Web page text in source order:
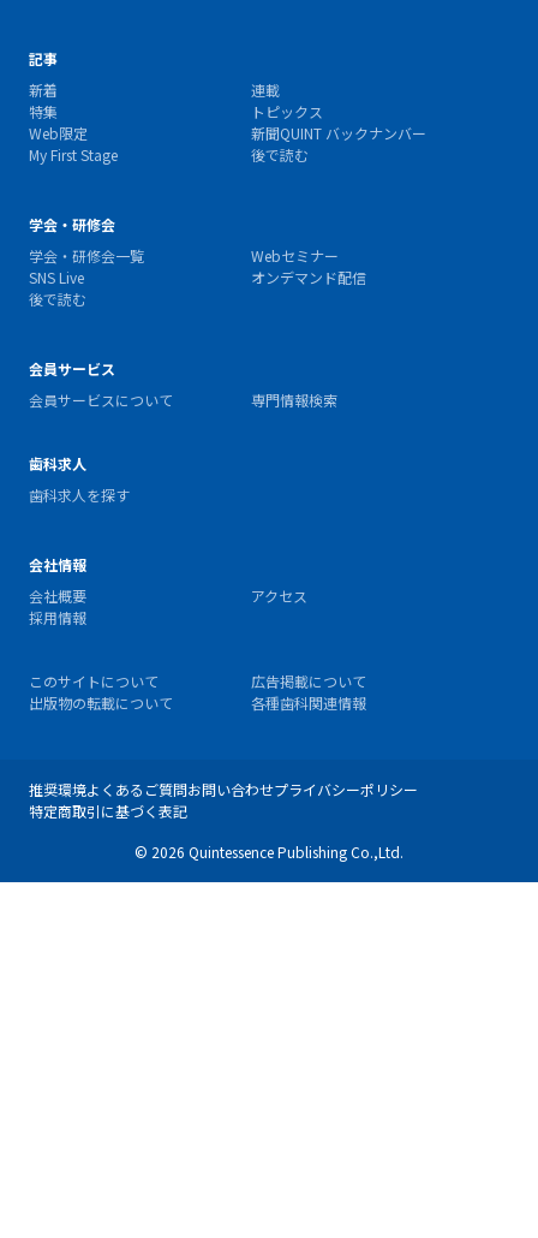
記事
新着
連載
特集
トピックス
Web限定
新聞QUINT バックナンバー
My First Stage
後で読む
学会・研修会
学会・研修会一覧
Webセミナー
SNS Live
オンデマンド配信
後で読む
会員サービス
会員サービスについて
専門情報検索
歯科求人
歯科求人を探す
会社情報
会社概要
アクセス
採用情報
このサイトについて
広告掲載について
出版物の転載について
各種歯科関連情報
推奨環境よくあるご質問お問い合わせプライバシーポリシー
特定商取引に基づく表記
© 2026 Quintessence Publishing Co.,Ltd.